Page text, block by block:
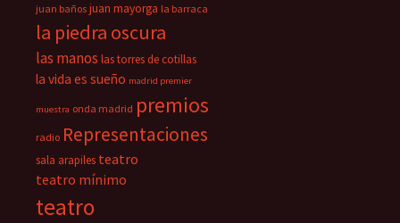
juan baños juan mayorga la barraca
la piedra oscura
las manos las torres de cotillas
la vida es sueño madrid premier
muestra onda madrid premios
radio Representaciones
sala arapiles teatro
teatro mínimo
teatro